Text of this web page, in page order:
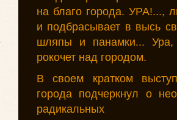
на благо города. УРА!...,
и подбрасывает в высь
шляпы и панамки... Ура,
рокочет над городом.
В своем кратком
города подчеркнул о
радикальных